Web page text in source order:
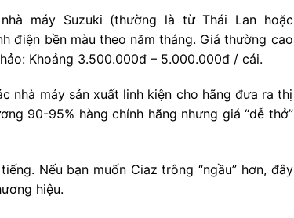
máy Suzuki (thường là từ Thái Lan hoặc
điện bền màu theo năm tháng. Giá thường cao
Khoảng 3.500.000đ – 5.000.000đ / cái.
nhà máy sản xuất linh kiện cho hãng đưa ra thị
90-95% hàng chính hãng nhưng giá “dễ thở”
Nếu bạn muốn Ciaz trông “ngầu” hơn, đây
hiệu.